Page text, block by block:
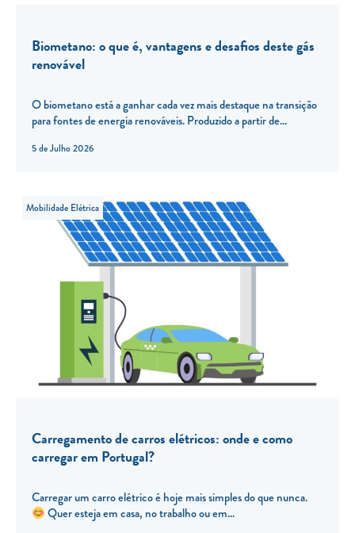
5 de Julho 2026
Biometano: o que é, vantagens e desafios deste gás
renovável
O biometano está a ganhar cada vez mais destaque na transição
para fontes de energia renováveis. Produzido a partir de...
Mobilidade Elétrica
Carregamento de carros elétricos: onde e como
carregar em Portugal?
Carregar um carro elétrico é hoje mais simples do que nunca.
Quer esteja em casa, no trabalho ou em...